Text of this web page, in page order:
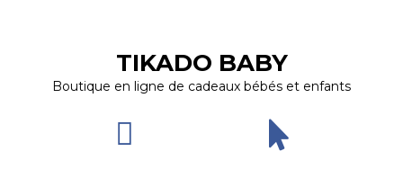
TIKADO BABY
Boutique en ligne de cadeaux bébés et enfants